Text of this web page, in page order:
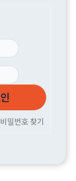
비밀번호 찾기